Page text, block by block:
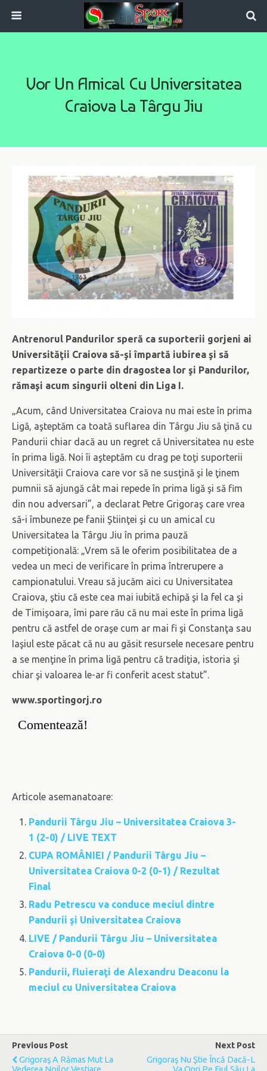
Vor Un Amical Cu Universitatea
Craiova La Târgu Jiu
Antrenorul Pandurilor speră ca suporterii gorjeni ai
Universităţii Craiova să-şi împartă iubirea şi să
repartizeze o parte din dragostea lor şi Pandurilor,
rămaşi acum singurii olteni din Liga I.
„Acum, când Universitatea Craiova nu mai este în prima
Ligă, aşteptăm ca toată suflarea din Târgu Jiu să ţină cu
Pandurii chiar dacă au un regret că Universitatea nu este
în prima ligă. Noi îi aşteptăm cu drag pe toţi suporterii
Universităţii Craiova care vor să ne susţină şi le ţinem
pumnii să ajungă cât mai repede în prima ligă şi să fim
din nou adversari”, a declarat Petre Grigoraş care vrea
să-i îmbuneze pe fanii Ştiinţei şi cu un amical cu
Universitatea la Târgu Jiu în prima pauză
competiţională: „Vrem să le oferim posibilitatea de a
vedea un meci de verificare în prima întrerupere a
campionatului. Vreau să jucăm aici cu Universitatea
Craiova, ştiu că este cea mai iubită echipă şi la fel ca şi
de Timişoara, îmi pare rău că nu mai este în prima ligă
pentru că astfel de oraşe cum ar mai fi şi Constanţa sau
Iaşiul este păcat că nu au găsit resursele necesare pentru
a se menţine în prima ligă pentru că tradiţia, istoria şi
chiar şi valoarea le-ar fi conferit acest statut”.
www.sportingorj.ro
Comentează!
Articole asemanatoare:
Pandurii Târgu Jiu – Universitatea Craiova 3-
1 (2-0) / LIVE TEXT
CUPA ROMÂNIEI / Pandurii Târgu Jiu –
Universitatea Craiova 0-2 (0-1) / Rezultat
Final
Radu Petrescu va conduce meciul dintre
Pandurii şi Universitatea Craiova
LIVE / Pandurii Târgu Jiu – Universitatea
Craiova 0-0 (0-0)
Pandurii, fluieraţi de Alexandru Deaconu la
meciul cu Universitatea Craiova
Previous Post
Grigoraş A Rămas Mut La
Vederea Noilor Vestiare
Next Post
Grigoraş Nu Ştie Încă Dacă-L
Va Opri Pe Fiul Său La